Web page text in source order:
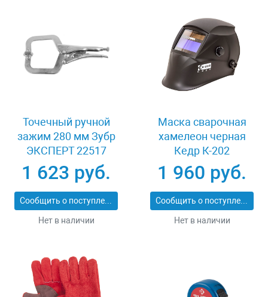
Точечный ручной
зажим 280 мм Зубр
ЭКСПЕРТ 22517
1 623 руб.
Сообщить о поступлении
Нет в наличии
Маска сварочная
хамелеон черная
Кедр К-202
1 960 руб.
Сообщить о поступлении
Нет в наличии